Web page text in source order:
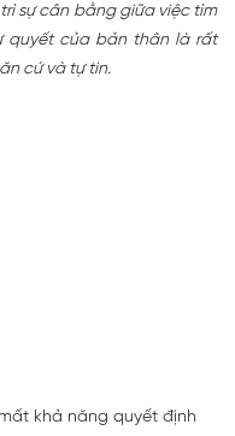
sự cân bằng giữa việc tìm
quyết của bản thân là rất
cứ và tự tin.
khả năng quyết định